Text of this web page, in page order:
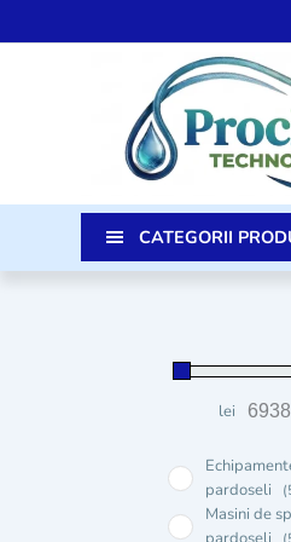
to
CATEGORII
lei
pardoseli
Masini de